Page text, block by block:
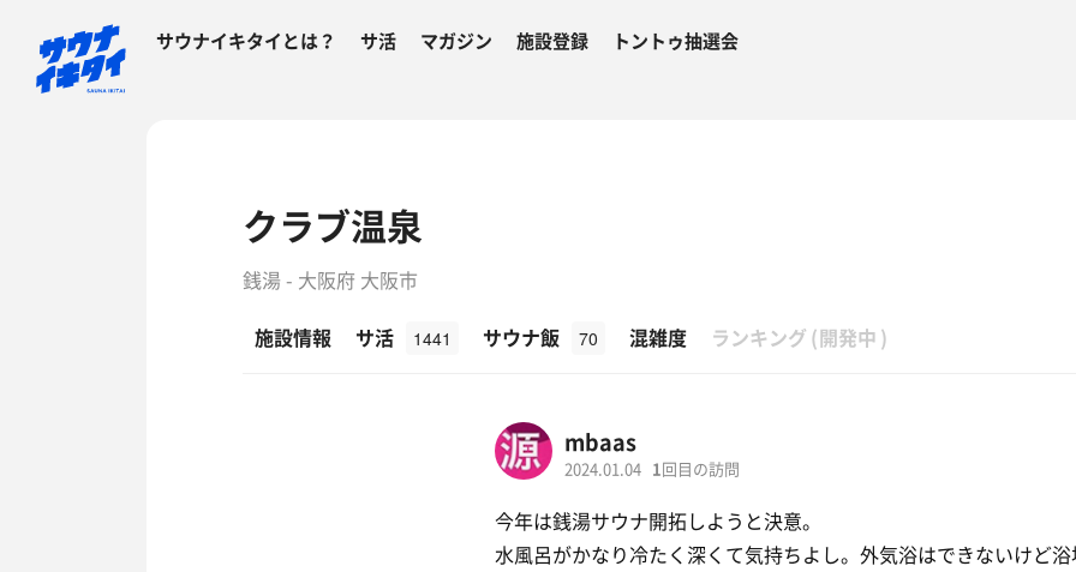
サウナイキタイとは？ サ活 マガジン 施設登録 トントゥ抽選会
クラブ温泉
銭湯 - 大阪府 大阪市
施設情報
サ活 1441 サウナ飯 70 混雑度 ランキング (開発中 )
mbaas
2024.01.04 1 回目の訪問
今年は銭湯サウナ開拓しようと決意。
水風呂がかなり冷たく深くて気持ちよし。外気浴はできないけど浴